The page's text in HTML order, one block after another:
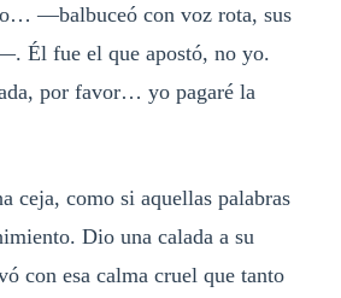
—balbuceó con voz rota, sus
Él fue el que apostó, no yo.
por favor… yo pagaré la
ceja, como si aquellas palabras
Dio una calada a su
con esa calma cruel que tanto